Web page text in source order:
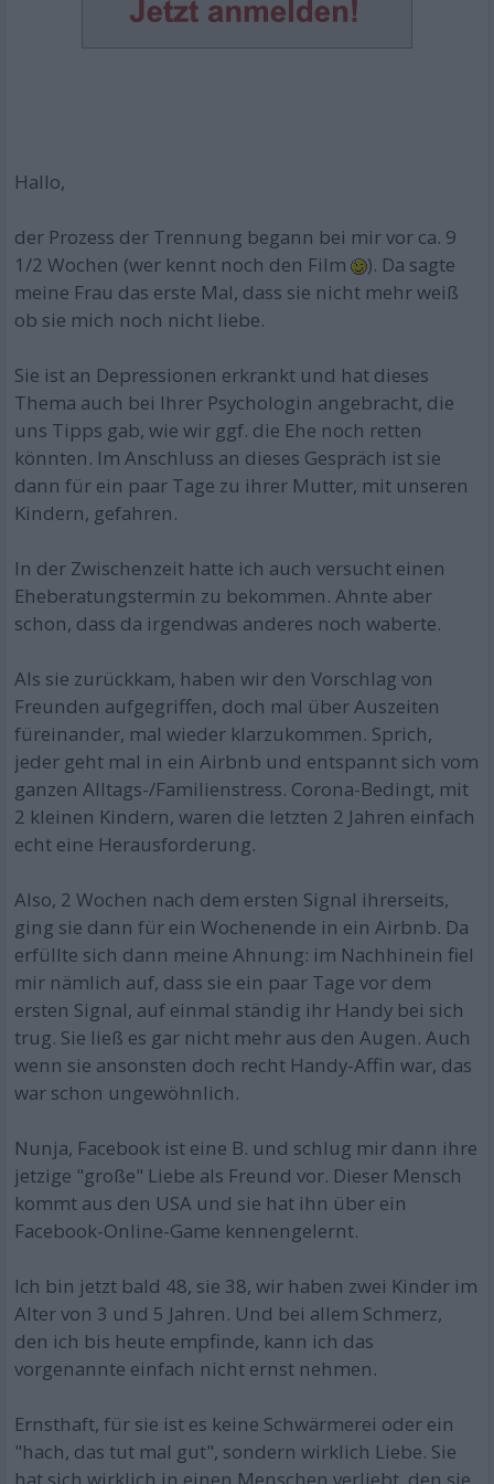
Hallo,
der Prozess der Trennung begann bei mir vor ca. 9
1/2 Wochen (wer kennt noch den Film
). Da sagte
meine Frau das erste Mal, dass sie nicht mehr weiß
ob sie mich noch nicht liebe.
Sie ist an Depressionen erkrankt und hat dieses
Thema auch bei Ihrer Psychologin angebracht, die
uns Tipps gab, wie wir ggf. die Ehe noch retten
könnten. Im Anschluss an dieses Gespräch ist sie
dann für ein paar Tage zu ihrer Mutter, mit unseren
Kindern, gefahren.
In der Zwischenzeit hatte ich auch versucht einen
Eheberatungstermin zu bekommen. Ahnte aber
schon, dass da irgendwas anderes noch waberte.
Als sie zurückkam, haben wir den Vorschlag von
Freunden aufgegriffen, doch mal über Auszeiten
füreinander, mal wieder klarzukommen. Sprich,
jeder geht mal in ein Airbnb und entspannt sich vom
ganzen Alltags-/Familienstress. Corona-Bedingt, mit
2 kleinen Kindern, waren die letzten 2 Jahren einfach
echt eine Herausforderung.
Also, 2 Wochen nach dem ersten Signal ihrerseits,
ging sie dann für ein Wochenende in ein Airbnb. Da
erfüllte sich dann meine Ahnung: im Nachhinein fiel
mir nämlich auf, dass sie ein paar Tage vor dem
ersten Signal, auf einmal ständig ihr Handy bei sich
trug. Sie ließ es gar nicht mehr aus den Augen. Auch
wenn sie ansonsten doch recht Handy-Affin war, das
war schon ungewöhnlich.
Nunja, Facebook ist eine B. und schlug mir dann ihre
jetzige "große" Liebe als Freund vor. Dieser Mensch
kommt aus den USA und sie hat ihn über ein
Facebook-Online-Game kennengelernt.
Ich bin jetzt bald 48, sie 38, wir haben zwei Kinder im
Alter von 3 und 5 Jahren. Und bei allem Schmerz,
den ich bis heute empfinde, kann ich das
vorgenannte einfach nicht ernst nehmen.
Ernsthaft, für sie ist es keine Schwärmerei oder ein
"hach, das tut mal gut", sondern wirklich Liebe. Sie